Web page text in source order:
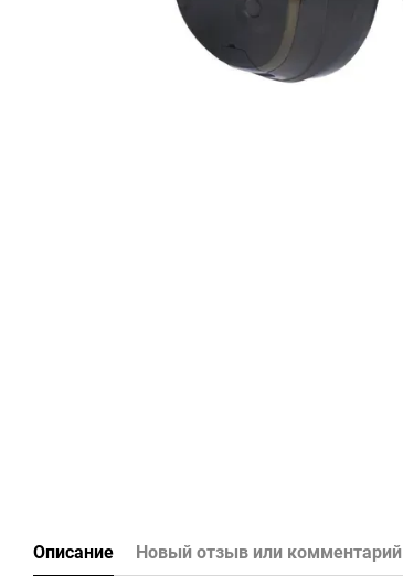
Описание Новый отзыв или комментарий